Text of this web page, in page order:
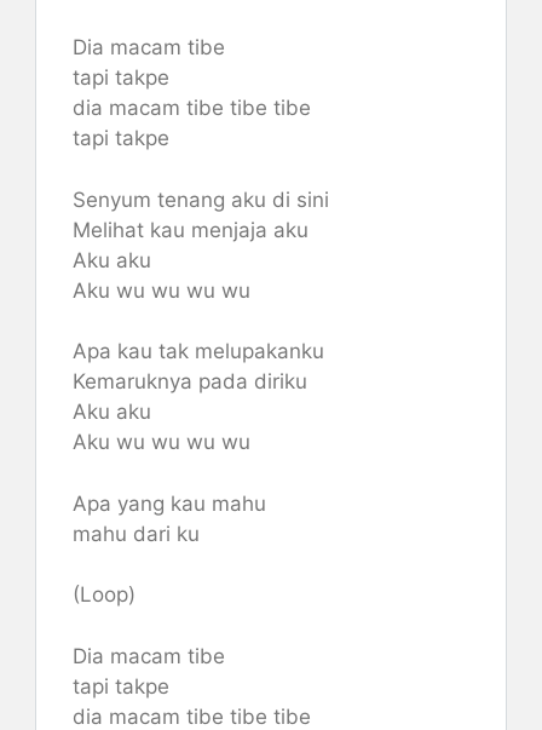
Dia macam tibe
tapi takpe
dia macam tibe tibe tibe
tapi takpe
Senyum tenang aku di sini
Melihat kau menjaja aku
Aku aku
Aku wu wu wu wu
Apa kau tak melupakanku
Kemaruknya pada diriku
Aku aku
Aku wu wu wu wu
Apa yang kau mahu
mahu dari ku
(Loop)
Dia macam tibe
tapi takpe
dia macam tibe tibe tibe